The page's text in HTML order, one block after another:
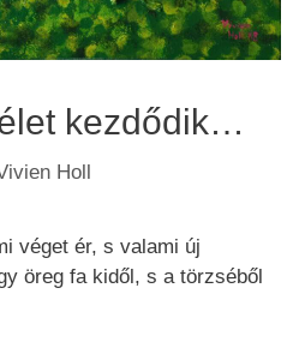
kezdődik…
Holl
véget ér, s valami új
öreg fa kidől, s a törzséből